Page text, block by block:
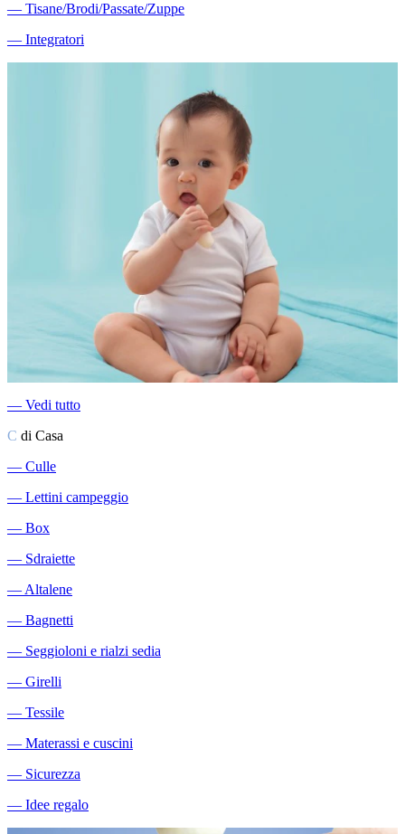
― Tisane/Brodi/Passate/Zuppe
― Integratori
― Vedi tutto
C di Casa
― Culle
― Lettini campeggio
― Box
― Sdraiette
―Altalene
― Bagnetti
― Seggioloni e rialzi sedia
― Girelli
― Tessile
― Materassi e cuscini
― Sicurezza
― Idee regalo